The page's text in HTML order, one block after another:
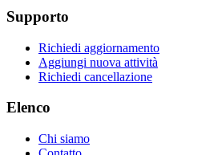
Supporto
Richiedi aggiornamento
Aggiungi nuova attività
Richiedi cancellazione
Elenco
Chi siamo